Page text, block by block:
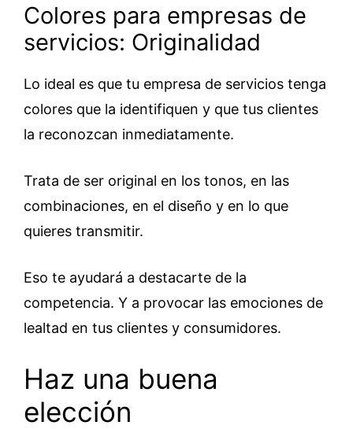
Colores para empresas de
servicios: Originalidad
Lo ideal es que tu empresa de servicios tenga
colores que la identifiquen y que tus clientes
la reconozcan inmediatamente.
Trata de ser original en los tonos, en las
combinaciones, en el diseño y en lo que
quieres transmitir.
Eso te ayudará a destacarte de la
competencia. Y a provocar las emociones de
lealtad en tus clientes y consumidores.
Haz una buena
elección